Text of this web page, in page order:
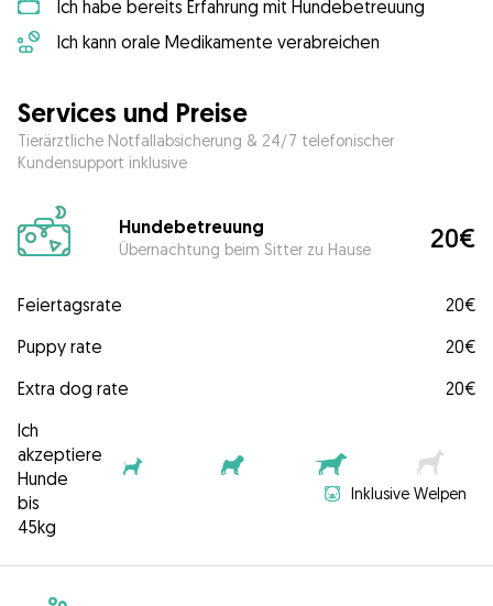
Ich habe bereits Erfahrung mit Hundebetreuung
Ich kann orale Medikamente verabreichen
Services und Preise
Tierärztliche Notfallabsicherung & 24/7 telefonischer
Kundensupport inklusive
Hundebetreuung
Übernachtung beim Sitter zu Hause 20€
Feiertagsrate
20€
Puppy rate
20€
Extra dog rate
20€
Ich
akzeptiere
Hunde
bis
45kg
Inklusive Welpen